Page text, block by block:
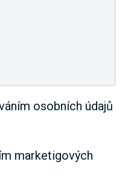
osobních údajů
marketigových